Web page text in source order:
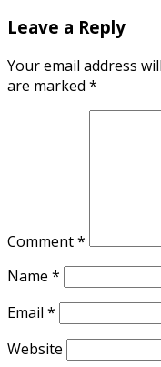
Leave a Reply
Your email address
are marked *
Comment*
Name *
Email *
Website